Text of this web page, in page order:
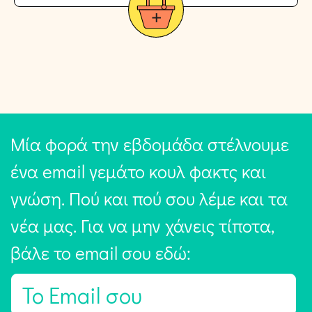
Μία φορά την εβδομάδα στέλνουμε
ένα email γεμάτο κουλ φακτς και
γνώση. Πού και πού σου λέμε και τα
νέα μας. Για να μην χάνεις τίποτα,
βάλε το email σου εδώ:
E